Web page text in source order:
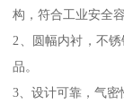
构，符合工业安全
2、圆幅内衬，不
品。
3、设计可靠，气密